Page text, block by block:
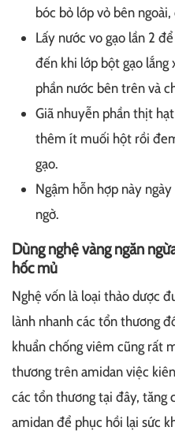
bóc bỏ lớp vỏ bên
Lấy nước vo gạo lần 2
đến khi lớp bột gạo
phần nước bên trên và
Giã nhuyễn phần thịt
thêm ít muối hột rồi
gạo.
Ngậm hỗn hợp này
ngờ.
Dùng nghệ vàng ngăn
hốc mủ
Nghệ vốn là loại thảo dược
lành nhanh các tổn thương
khuẩn chống viêm cũng rất
thương trên amidan việc
các tổn thương tại đây, tăng
amidan để phục hồi lại sức